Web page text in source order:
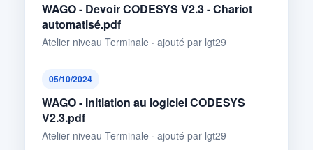
WAGO - Devoir CODESYS V2.3 - Chariot
automatisé.pdf
Atelier niveau Terminale · ajouté par lgt29
05/10/2024
WAGO - Initiation au logiciel CODESYS
V2.3.pdf
Atelier niveau Terminale · ajouté par lgt29